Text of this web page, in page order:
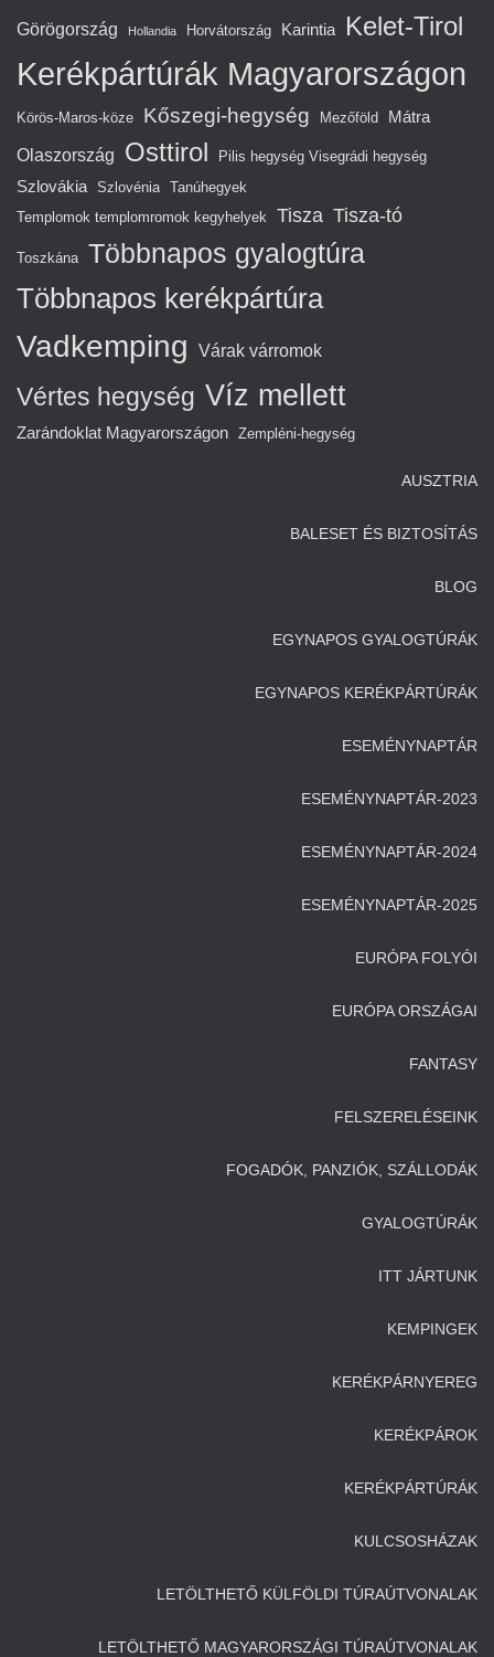
Görögország Hollandia Horvátország Karintia Kelet-Tirol
Kerékpártúrák Magyarországon
Körös-Maros-köze Kőszegi-hegység Mezőföld Mátra
Olaszország Osttirol Pilis hegység Visegrádi hegység
Szlovákia Szlovénia Tanúhegyek
Templomok templomromok kegyhelyek Tisza Tisza-tó
Toszkána Többnapos gyalogtúra
Többnapos kerékpártúra
Vadkemping Várak várromok
Vértes hegység Víz mellett
Zarándoklat Magyarországon Zempléni-hegység
AUSZTRIA
BALESET ÉS BIZTOSÍTÁS
BLOG
EGYNAPOS GYALOGTÚRÁK
EGYNAPOS KERÉKPÁRTÚRÁK
ESEMÉNYNAPTÁR
ESEMÉNYNAPTÁR-2023
ESEMÉNYNAPTÁR-2024
ESEMÉNYNAPTÁR-2025
EURÓPA FOLYÓI
EURÓPA ORSZÁGAI
FANTASY
FELSZERELÉSEINK
FOGADÓK, PANZIÓK, SZÁLLODÁK
GYALOGTÚRÁK
ITT JÁRTUNK
KEMPINGEK
KERÉKPÁRNYEREG
KERÉKPÁROK
KERÉKPÁRTÚRÁK
KULCSOSHÁZAK
LETÖLTHETŐ KÜLFÖLDI TÚRAÚTVONALAK
LETÖLTHETŐ MAGYARORSZÁGI TÚRAÚTVONALAK